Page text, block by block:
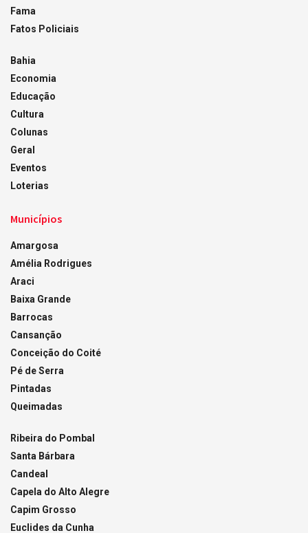
Fama
Fatos Policiais
Bahia
Economia
Educação
Cultura
Colunas
Geral
Eventos
Loterias
Municípios
Amargosa
Amélia Rodrigues
Araci
Baixa Grande
Barrocas
Cansanção
Conceição do Coité
Pé de Serra
Pintadas
Queimadas
Ribeira do Pombal
Santa Bárbara
Candeal
Capela do Alto Alegre
Capim Grosso
Euclides da Cunha